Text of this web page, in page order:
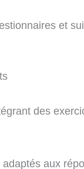
et
des
aux